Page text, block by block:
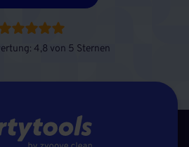
4,8 von 5 Sternen